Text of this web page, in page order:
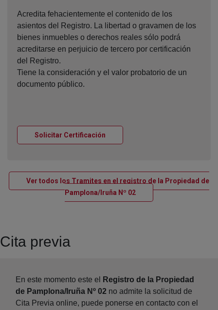
Acredita fehacientemente el contenido de los
asientos del Registro. La libertad o gravamen de los
bienes inmuebles o derechos reales sólo podrá
acreditarse en perjuicio de tercero por certificación
del Registro.
Tiene la consideración y el valor probatorio de un
documento público.
Solicitar Certificación
Ver todos los Tramites en el registro de la Propiedad de
Pamplona/Iruña Nº 02 Ventana nueva
Cita previa
En este momento este el
Registro de la Propiedad
de Pamplona/Iruña Nº 02 no admite la solicitud de
Cita Previa online, puede ponerse en contacto con el